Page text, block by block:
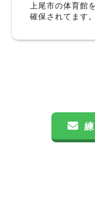
上尾市の体育館
確保されてます。